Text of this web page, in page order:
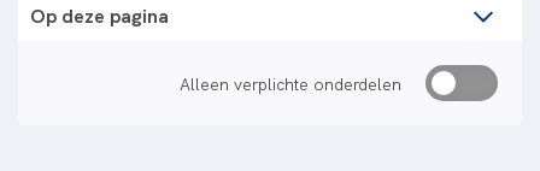
Op deze pagina
Alleen verplichte onderdelen